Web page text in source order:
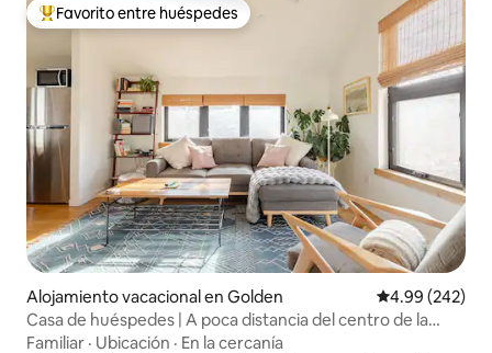
Favorito entre huéspedes preferido
Favorito entre huéspedes
Alojamiento vacacional en Golden Calificación
4.99 (242)
Casa de huéspedes | A poca distancia del centro de la
ciudad | A 15 minutos de Red Rocks
Familiar · Ubicación · En la cercanía